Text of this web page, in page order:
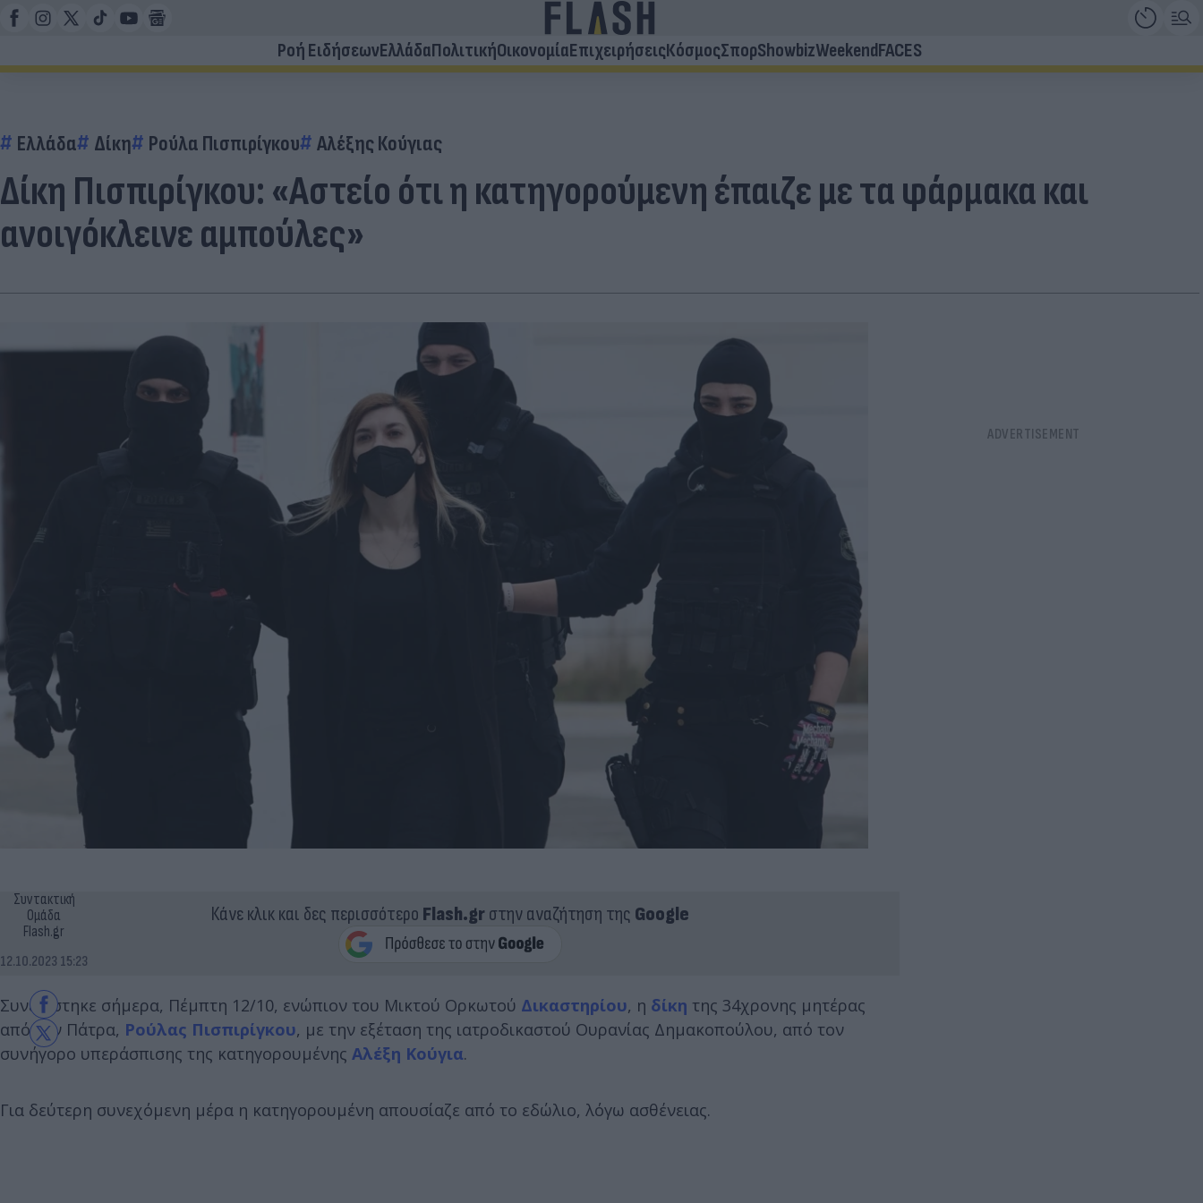
Ροή ΕιδήσεωνΕλλάδαΠολιτικήΟικονομίαΕπιχειρήσειςΚόσμοςΣπορShowbizWeekendFACES
Ελλάδα Δίκη Ρούλα Πισπιρίγκου Αλέξης Κούγιας
Δίκη Πισπιρίγκου: «Αστείο ότι η κατηγορούμενη έπαιζε με τα φάρμακα και
ανοιγόκλεινε αμπούλες»
Συντακτική
Ομάδα
Flash.gr
12.10.2023 15:23
Κάνε κλικ και δες περισσότερο Flash.grστην αναζήτηση της Google
Συνεχίστηκε σήμερα, Πέμπτη 12/10, ενώπιον του Μικτού Ορκωτού Δικαστηρίου, η δίκη της 34χρονης μητέρας
από την Πάτρα, Ρούλας Πισπιρίγκου, με την εξέταση της ιατροδικαστού Ουρανίας Δημακοπούλου, από τον
συνήγορο υπεράσπισης της κατηγορουμένης Αλέξη Κούγια.
Για δεύτερη συνεχόμενη μέρα η κατηγορουμένη απουσίαζε από το εδώλιο, λόγω ασθένειας.